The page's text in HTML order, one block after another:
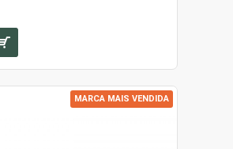
MARCA MAIS VENDIDA